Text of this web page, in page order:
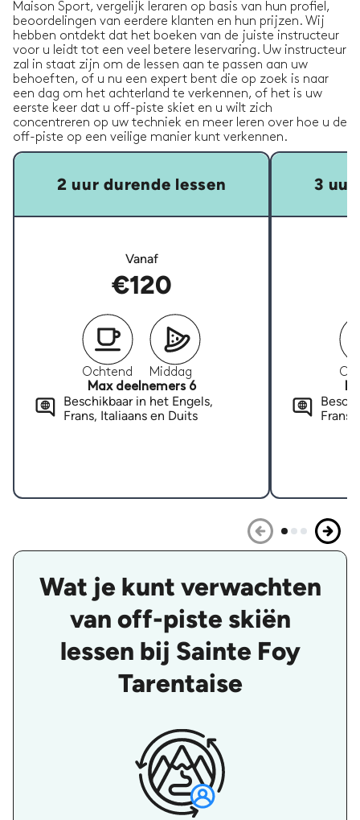
Maison Sport, vergelijk leraren op basis van hun profiel,
beoordelingen van eerdere klanten en hun prijzen. Wij
hebben ontdekt dat het boeken van de juiste instructeur
voor u leidt tot een veel betere leservaring. Uw instructeur
zal in staat zijn om de lessen aan te passen aan uw
behoeften, of u nu een expert bent die op zoek is naar
een dag om het achterland te verkennen, of het is uw
eerste keer dat u off-piste skiet en u wilt zich
concentreren op uw techniek en meer leren over hoe u de
off-piste op een veilige manier kunt verkennen.
2 uur durende lessen
Vanaf
€120
Ochtend
Middag
Max deelnemers 6
Beschikbaar in het Engels,
Frans, Italiaans en Duits
3 uur
Frans,
Wat je kunt verwachten
van off-piste skiën
lessen bij Sainte Foy
Tarentaise